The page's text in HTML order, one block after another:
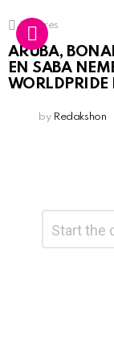
1 Shares
ARUBA,
EN SABA
by Redakshon
Reply